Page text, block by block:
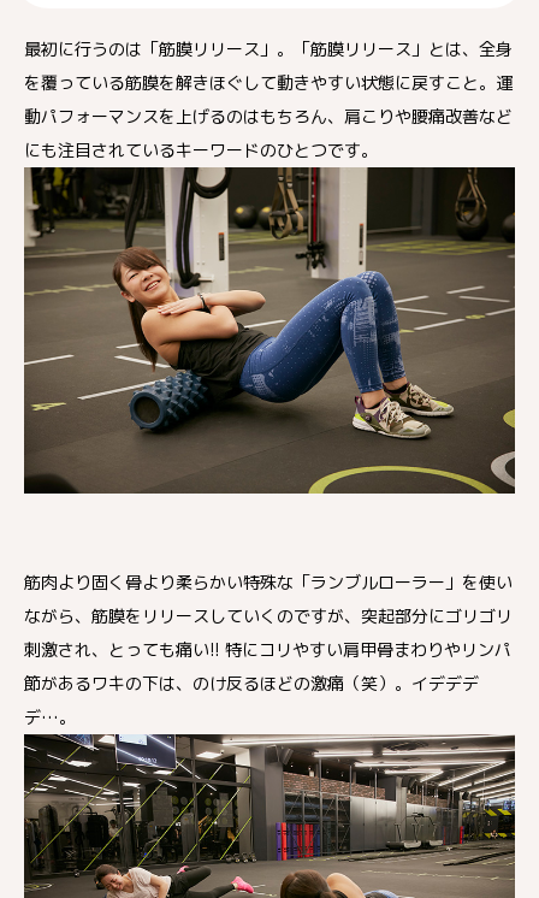
最初に行うのは「筋膜リリース」。「筋膜リリース」とは、全身
を覆っている筋膜を解きほぐして動きやすい状態に戻すこと。運
動パフォーマンスを上げるのはもちろん、肩こりや腰痛改善など
にも注目されているキーワードのひとつです。
筋肉より固く骨より柔らかい特殊な「ランブルローラー」を使い
ながら、筋膜をリリースしていくのですが、突起部分にゴリゴリ
刺激され、とっても痛い!! 特にコリやすい肩甲骨まわりやリンパ
節があるワキの下は、のけ反るほどの激痛（笑）。イデデデ
デ…。